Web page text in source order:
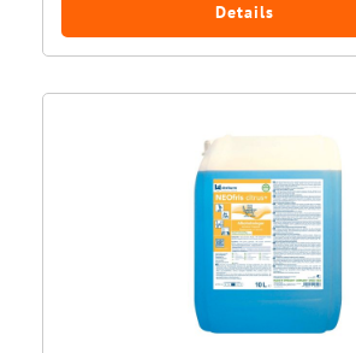
Details